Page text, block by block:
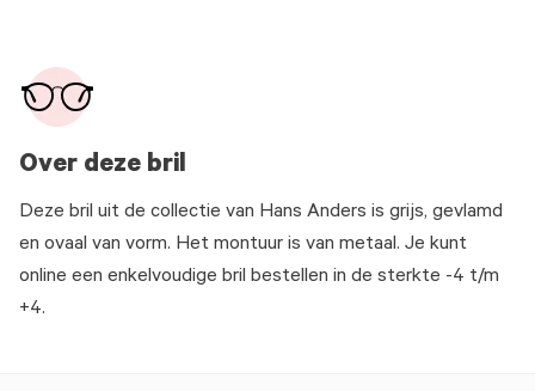
Over deze bril
Deze bril uit de collectie van Hans Anders is grijs, gevlamd
en ovaal van vorm. Het montuur is van metaal. Je kunt
online een enkelvoudige bril bestellen in de sterkte -4 t/m
+4.